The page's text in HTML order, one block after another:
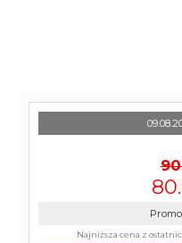
Najniższa cena z